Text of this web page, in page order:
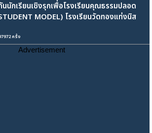
นนักเรียนเชิงรุกเพื่อโรงเรียนคุณธรรมปลอด
MODEL) โรงเรียนวัดทองแท่งนิส
ครั้ง
Advertisement